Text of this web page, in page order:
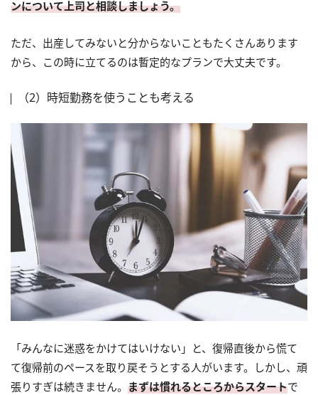
ンについて上司と相談しましょう。
ただ、出産してみないと分からないこともたくさんあります
から、この時に立てるのは暫定的なプランで大丈夫です。
（2）時短勤務を使うことも考える
「みんなに迷惑をかけてはいけない」と、復帰直後から慌て
て復帰前のペースを取り戻そうとする人がいます。しかし、頑
張りすぎは続きません。 まずは慣れるところからスタートで